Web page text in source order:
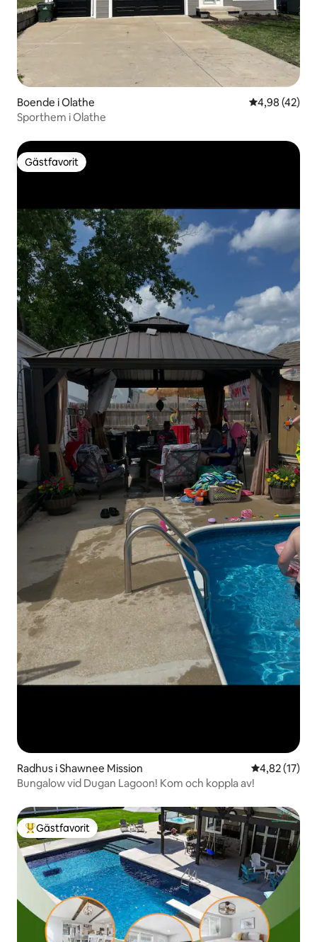
Boende i Olathe 4,98 av 5 i
4,98 (42)
Sporthem i Olathe
Gästfavorit
Gästfavorit
Radhus i Shawnee Mission 4,82 av 5 i
4,82 (17)
Bungalow vid Dugan Lagoon! Kom och koppla av!
Populär gästfavorit
Gästfavorit